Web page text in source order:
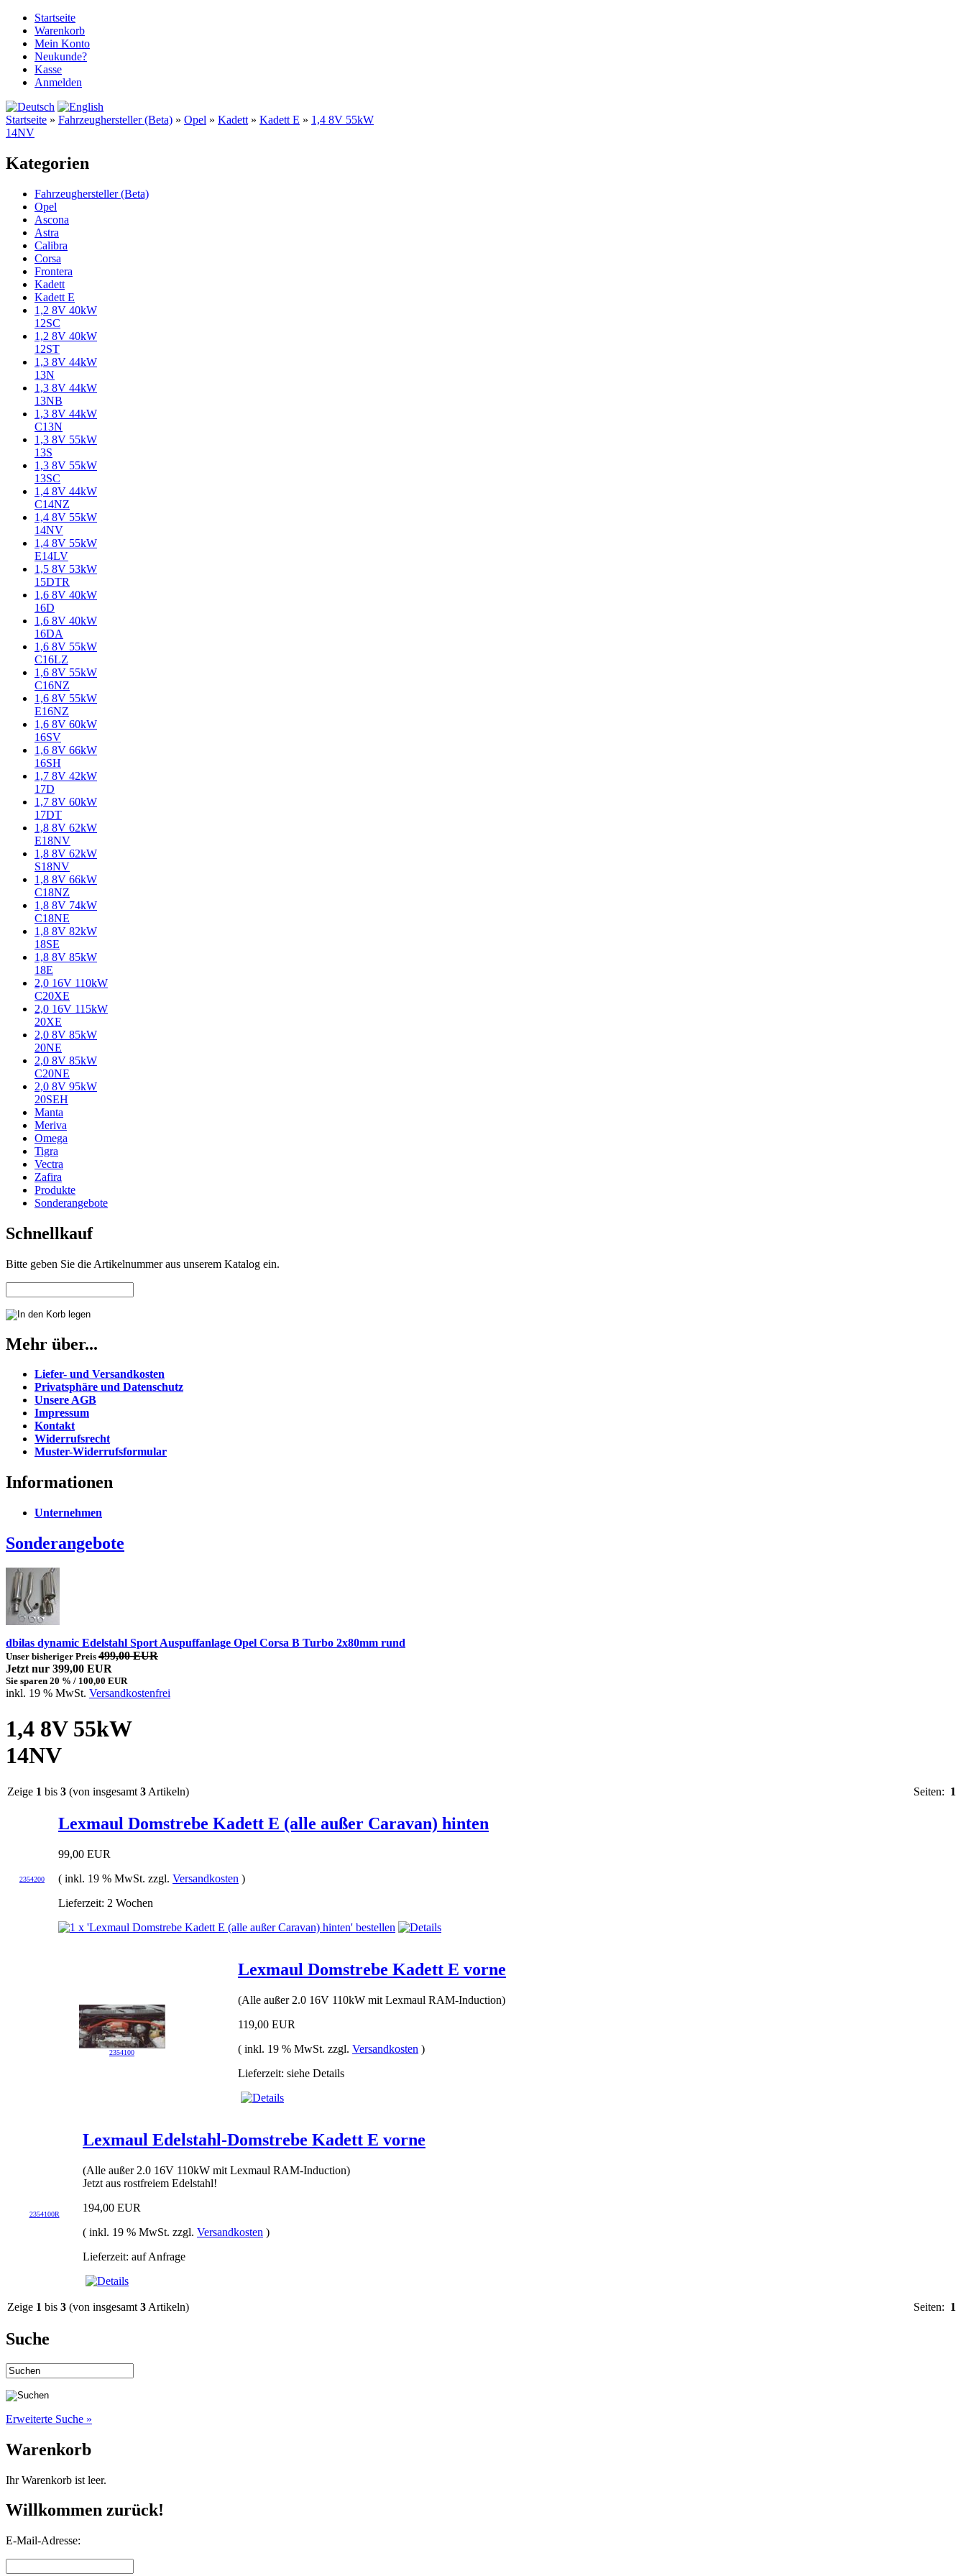
Startseite
Warenkorb
Mein Konto
Neukunde?
Kasse
Anmelden
Startseite » Fahrzeughersteller (Beta) » Opel » Kadett » Kadett E » 1,4 8V 55kW
14NV
Kategorien
Fahrzeughersteller (Beta)
Opel
Ascona
Astra
Calibra
Corsa
Frontera
Kadett
Kadett E
1,2 8V 40kW
12SC
1,2 8V 40kW
12ST
1,3 8V 44kW
13N
1,3 8V 44kW
13NB
1,3 8V 44kW
C13N
1,3 8V 55kW
13S
1,3 8V 55kW
13SC
1,4 8V 44kW
C14NZ
1,4 8V 55kW
14NV
1,4 8V 55kW
E14LV
1,5 8V 53kW
15DTR
1,6 8V 40kW
16D
1,6 8V 40kW
16DA
1,6 8V 55kW
C16LZ
1,6 8V 55kW
C16NZ
1,6 8V 55kW
E16NZ
1,6 8V 60kW
16SV
1,6 8V 66kW
16SH
1,7 8V 42kW
17D
1,7 8V 60kW
17DT
1,8 8V 62kW
E18NV
1,8 8V 62kW
S18NV
1,8 8V 66kW
C18NZ
1,8 8V 74kW
C18NE
1,8 8V 82kW
18SE
1,8 8V 85kW
18E
2,0 16V 110kW
C20XE
2,0 16V 115kW
20XE
2,0 8V 85kW
20NE
2,0 8V 85kW
C20NE
2,0 8V 95kW
20SEH
Manta
Meriva
Omega
Tigra
Vectra
Zafira
Produkte
Sonderangebote
Schnellkauf
Bitte geben Sie die Artikelnummer aus unserem Katalog ein.
Mehr über...
Liefer- und Versandkosten
Privatsphäre und Datenschutz
Unsere AGB
Impressum
Kontakt
Widerrufsrecht
Muster-Widerrufsformular
Informationen
Unternehmen
Sonderangebote
dbilas dynamic Edelstahl Sport Auspuffanlage Opel Corsa B Turbo 2x80mm rund
Unser bisheriger Preis 499,00 EUR
Jetzt nur 399,00 EUR
Sie sparen 20 % / 100,00 EUR
inkl. 19 % MwSt. Versandkostenfrei
1,4 8V 55kW
14NV
Zeige 1 bis 3 (von insgesamt 3 Artikeln) Seiten: 1
2354200
Lexmaul Domstrebe Kadett E (alle außer Caravan) hinten
99,00 EUR
( inkl. 19 % MwSt. zzgl. Versandkosten )
Lieferzeit: 2 Wochen
2354100
Lexmaul Domstrebe Kadett E vorne
(Alle außer 2.0 16V 110kW mit Lexmaul RAM-Induction)
119,00 EUR
( inkl. 19 % MwSt. zzgl. Versandkosten )
Lieferzeit: siehe Details
2354100R
Lexmaul Edelstahl-Domstrebe Kadett E vorne
(Alle außer 2.0 16V 110kW mit Lexmaul RAM-Induction)
Jetzt aus rostfreiem Edelstahl!
194,00 EUR
( inkl. 19 % MwSt. zzgl. Versandkosten )
Lieferzeit: auf Anfrage
Zeige 1 bis 3 (von insgesamt 3 Artikeln) Seiten: 1
Suche
Erweiterte Suche »
Warenkorb
Ihr Warenkorb ist leer.
Willkommen zurück!
E-Mail-Adresse: